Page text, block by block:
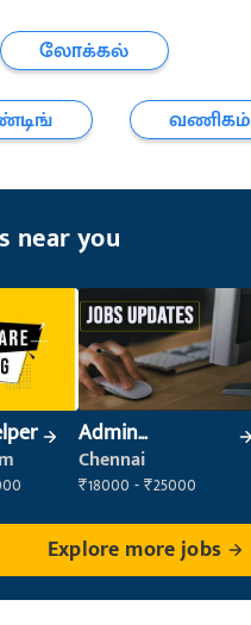
லோக்கல்
வணிகம்
near you
Admin
Supervisor
Chennai
₹18000 - ₹25000
Explore more jobs